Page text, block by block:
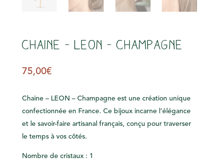
Chaine – LEON – Champagne
75,00€
Chaine – LEON – Champagne est une création unique
confectionnée en France. Ce bijoux incarne l’élégance
et le savoir-faire artisanal français, conçu pour traverser
le temps à vos côtés.
Nombre de cristaux : 1